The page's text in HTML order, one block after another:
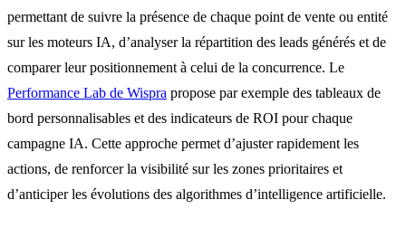
permettant de suivre la présence de chaque point de vente ou entité
sur les moteurs IA, d’analyser la répartition des leads générés et de
comparer leur positionnement à celui de la concurrence. Le
Performance Lab de Wispra propose par exemple des tableaux de
bord personnalisables et des indicateurs de ROI pour chaque
campagne IA. Cette approche permet d’ajuster rapidement les
actions, de renforcer la visibilité sur les zones prioritaires et
d’anticiper les évolutions des algorithmes d’intelligence artificielle.